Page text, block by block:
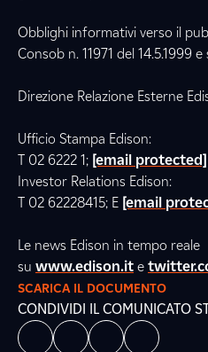
Obblighi informativi verso il
Consob n. 11971 del 14.5.1999
Direzione Relazione Esterne
Ufficio Stampa Edison:
T 02 6222 1; [email protected]
Investor Relations Edison:
T 02 62228415; E [email
Le news Edison in tempo reale
su www.edison.it e
SCARICA IL DOCUMENTO
CONDIVIDI IL COMUNICATO